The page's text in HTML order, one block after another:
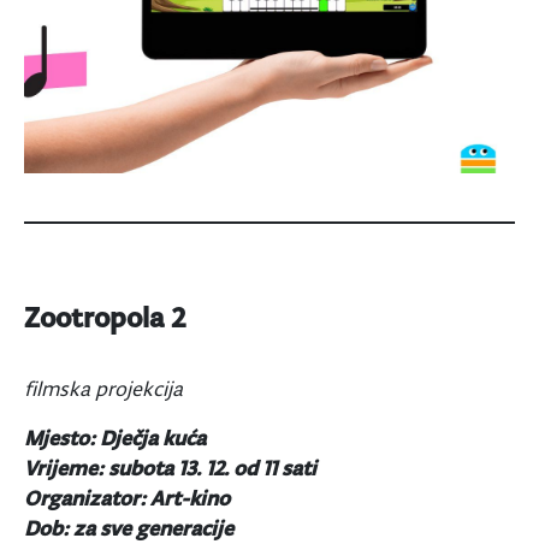
Zootropola 2
filmska projekcija
Mjesto: Dječja kuća
Vrijeme: subota 13. 12. od 11 sati
Organizator: Art-kino
Dob: za sve generacije